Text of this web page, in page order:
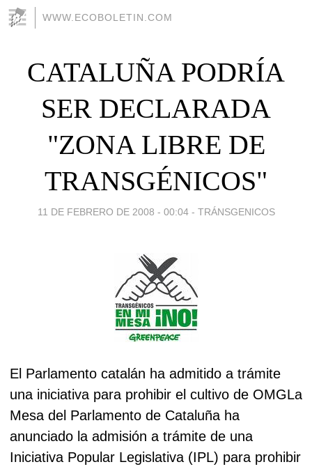
WWW.ECOBOLETIN.COM
CATALUÑA PODRÍA
SER DECLARADA
"ZONA LIBRE DE
TRANSGÉNICOS"
11 DE FEBRERO DE 2008 - 00:04 - TRÁNSGENICOS
El Parlamento catalán ha admitido a trámite
una iniciativa para prohibir el cultivo de OMGLa
Mesa del Parlamento de Cataluña ha
anunciado la admisión a trámite de una
Iniciativa Popular Legislativa (IPL) para prohibir